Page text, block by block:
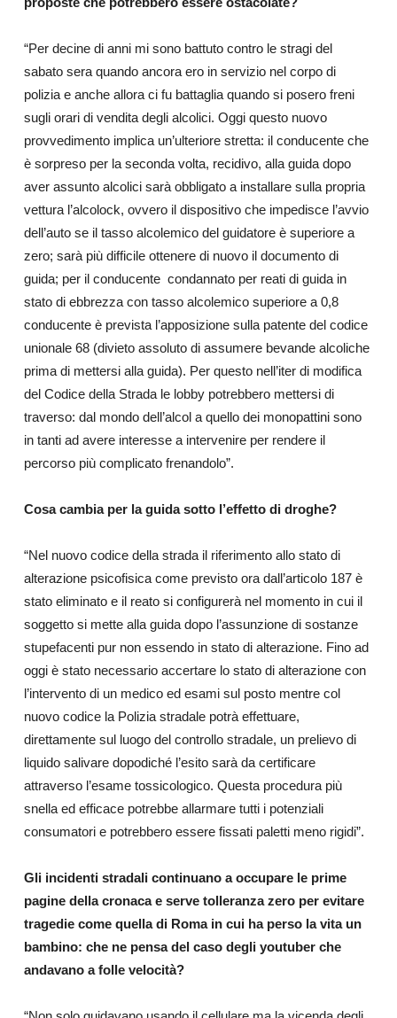
“Per decine di anni mi sono battuto contro le stragi del
sabato sera quando ancora ero in servizio nel corpo di
polizia e anche allora ci fu battaglia quando si posero freni
sugli orari di vendita degli alcolici. Oggi questo nuovo
provvedimento implica un’ulteriore stretta: il conducente che
è sorpreso per la seconda volta, recidivo, alla guida dopo
aver assunto alcolici sarà obbligato a installare sulla propria
vettura l’alcolock, ovvero il dispositivo che impedisce l’avvio
dell’auto se il tasso alcolemico del guidatore è superiore a
zero; sarà più difficile ottenere di nuovo il documento di
guida; per il conducente condannato per reati di guida in
stato di ebbrezza con tasso alcolemico superiore a 0,8
conducente è prevista l’apposizione sulla patente del codice
unionale 68 (divieto assoluto di assumere bevande alcoliche
prima di mettersi alla guida). Per questo nell’iter di modifica
del Codice della Strada le lobby potrebbero mettersi di
traverso: dal mondo dell’alcol a quello dei monopattini sono
in tanti ad avere interesse a intervenire per rendere il
percorso più complicato frenandolo”.
Cosa cambia per la guida sotto l’effetto di droghe?
“Nel nuovo codice della strada il riferimento allo stato di
alterazione psicofisica come previsto ora dall’articolo 187 è
stato eliminato e il reato si configurerà nel momento in cui il
soggetto si mette alla guida dopo l’assunzione di sostanze
stupefacenti pur non essendo in stato di alterazione. Fino ad
oggi è stato necessario accertare lo stato di alterazione con
l’intervento di un medico ed esami sul posto mentre col
nuovo codice la Polizia stradale potrà effettuare,
direttamente sul luogo del controllo stradale, un prelievo di
liquido salivare dopodiché l’esito sarà da certificare
attraverso l’esame tossicologico. Questa procedura più
snella ed efficace potrebbe allarmare tutti i potenziali
consumatori e potrebbero essere fissati paletti meno rigidi”.
Gli incidenti stradali continuano a occupare le prime
pagine della cronaca e serve tolleranza zero per evitare
tragedie come quella di Roma in cui ha perso la vita un
bambino: che ne pensa del caso degli youtuber che
andavano a folle velocità?